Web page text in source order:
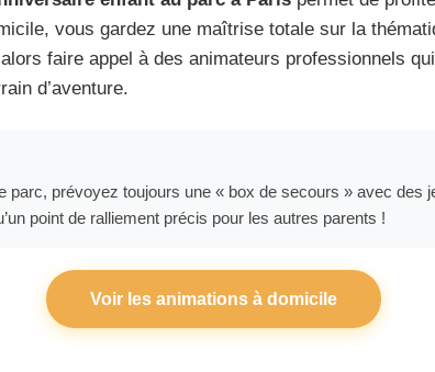
vous gardez une maîtrise totale sur la
faire appel à des animateurs professionnels
d’aventure.
parc, prévoyez toujours une « box de secours » avec des
point de ralliement précis pour les autres parents !
Voir les animations à domicile